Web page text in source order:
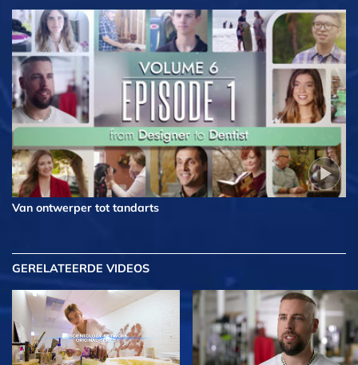
Van ontwerper tot tandarts
GERELATEERDE VIDEOS